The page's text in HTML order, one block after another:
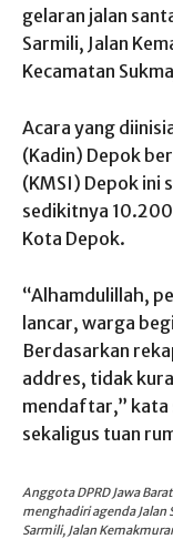
gelaran jalan
Sarmili, Jalan
Kecamatan
​Acara yang
(Kadin) Depok
(KMSI) Depok ini
sedikitnya
Kota Depok.
“Alhamdulillah,
lancar, warga
Berdasarkan
addres, tidak
mendaftar,” kata
sekaligus tuan
Anggota DPRD Jawa
menghadiri agenda Jalan
Sarmili, Jalan